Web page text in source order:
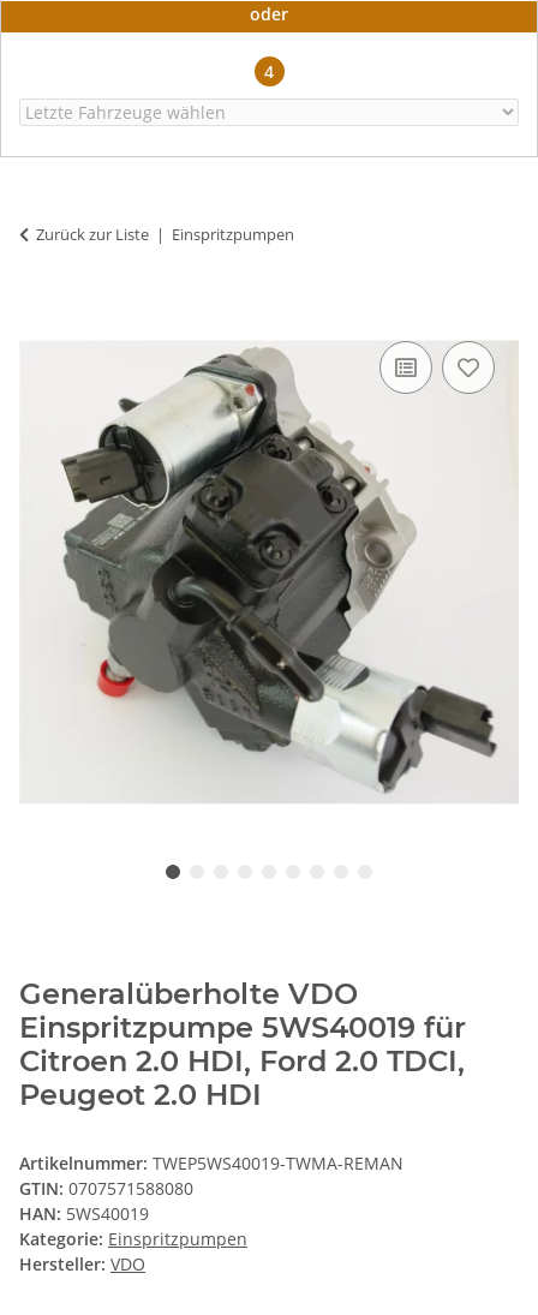
oder
4
Zurück zur Liste Einspritzpumpen
Generalüberholte VDO
Einspritzpumpe 5WS40019 für
Citroen 2.0 HDI, Ford 2.0 TDCI,
Peugeot 2.0 HDI
Artikelnummer: TWEP5WS40019-TWMA-REMAN
GTIN: 0707571588080
HAN: 5WS40019
Kategorie: Einspritzpumpen
Hersteller: VDO